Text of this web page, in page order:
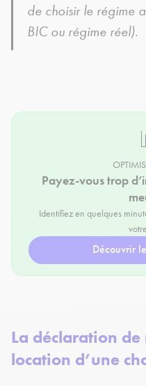
de choisir le régime
BIC ou régime réel).
Payez-vous trop
Identifiez en quelques
Découvrir
La déclaration
location d’une